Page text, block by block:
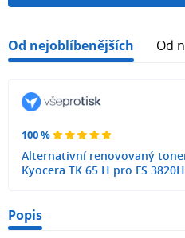
Od nejoblíbenějších Od
100 %
Alternativní renovovaný
Kyocera TK 65 H pro FS 3820H
Popis